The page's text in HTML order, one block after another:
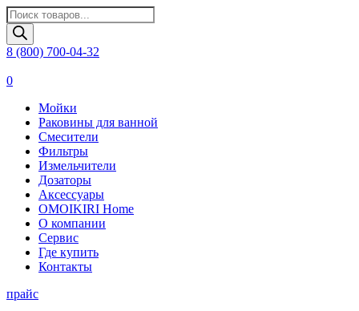
Поиск
товаров
8 (800) 700-04-32
0
Мойки
Раковины для ванной
Смесители
Фильтры
Измельчители
Дозаторы
Аксессуары
OMOIKIRI Home
О компании
Сервис
Где купить
Контакты
прайс